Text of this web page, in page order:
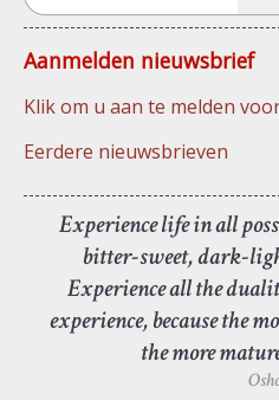
Aanmelden nieuwsbrief
Klik om u aan te melden
Eerdere nieuwsbrieven
Experience life in all
bitter-sweet, dark-
Experience all the
experience, because the
the more